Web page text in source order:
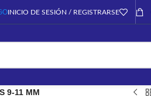
INICIO DE SESIÓN / REGISTRARSE
9-11 MM